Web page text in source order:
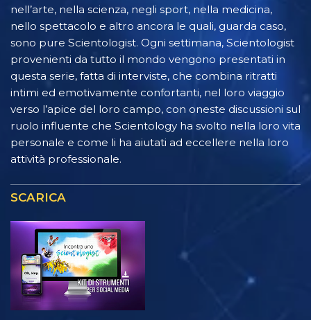
nell’arte, nella scienza, negli sport, nella medicina,
nello spettacolo e altro ancora le quali, guarda caso,
sono pure Scientologist. Ogni settimana, Scientologist
provenienti da tutto il mondo vengono presentati in
questa serie, fatta di interviste, che combina ritratti
intimi ed emotivamente confortanti, nel loro viaggio
verso l’apice del loro campo, con oneste discussioni sul
ruolo influente che Scientology ha svolto nella loro vita
personale e come li ha aiutati ad eccellere nella loro
attività professionale.
SCARICA